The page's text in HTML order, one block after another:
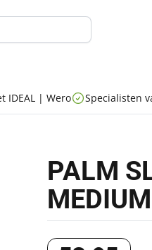
IDEAL | Wero Specialisten
PALM